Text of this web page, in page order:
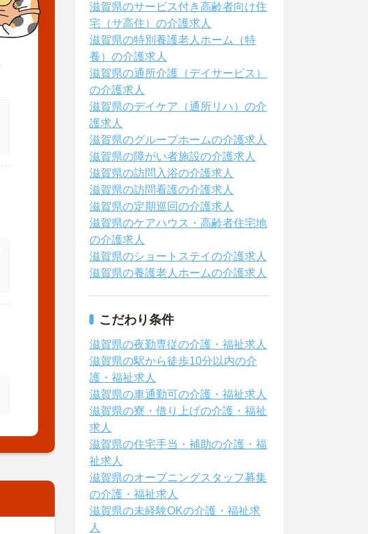
滋賀県のサービス付き高齢者向け住
宅（サ高住）の介護求人
滋賀県の特別養護老人ホーム（特
養）の介護求人
滋賀県の通所介護（デイサービス）
の介護求人
滋賀県のデイケア（通所リハ）の介
護求人
滋賀県のグループホームの介護求人
滋賀県の障がい者施設の介護求人
滋賀県の訪問入浴の介護求人
滋賀県の訪問看護の介護求人
滋賀県の定期巡回の介護求人
滋賀県のケアハウス・高齢者住宅地
の介護求人
滋賀県のショートステイの介護求人
滋賀県の養護老人ホームの介護求人
こだわり条件
滋賀県の夜勤専従の介護・福祉求人
滋賀県の駅から徒歩10分以内の介
護・福祉求人
滋賀県の車通勤可の介護・福祉求人
滋賀県の寮・借り上げの介護・福祉
求人
滋賀県の住宅手当・補助の介護・福
祉求人
滋賀県のオープニングスタッフ募集
の介護・福祉求人
滋賀県の未経験OKの介護・福祉求
人